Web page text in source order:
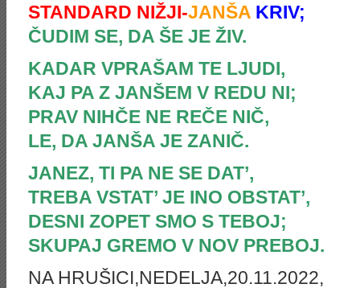
STANDARD NIŽJI-JANŠA KRIV;
ČUDIM SE, DA ŠE JE ŽIV.
KADAR VPRAŠAM TE LJUDI,
KAJ PA Z JANŠEM V REDU NI;
PRAV NIHČE NE REČE NIČ,
LE, DA JANŠA JE ZANIČ.
JANEZ, TI PA NE SE DAT’,
TREBA VSTAT’ JE INO OBSTAT’,
DESNI ZOPET SMO S TEBOJ;
SKUPAJ GREMO V NOV
NA HRUŠICI,NEDELJA,20.11.2022,